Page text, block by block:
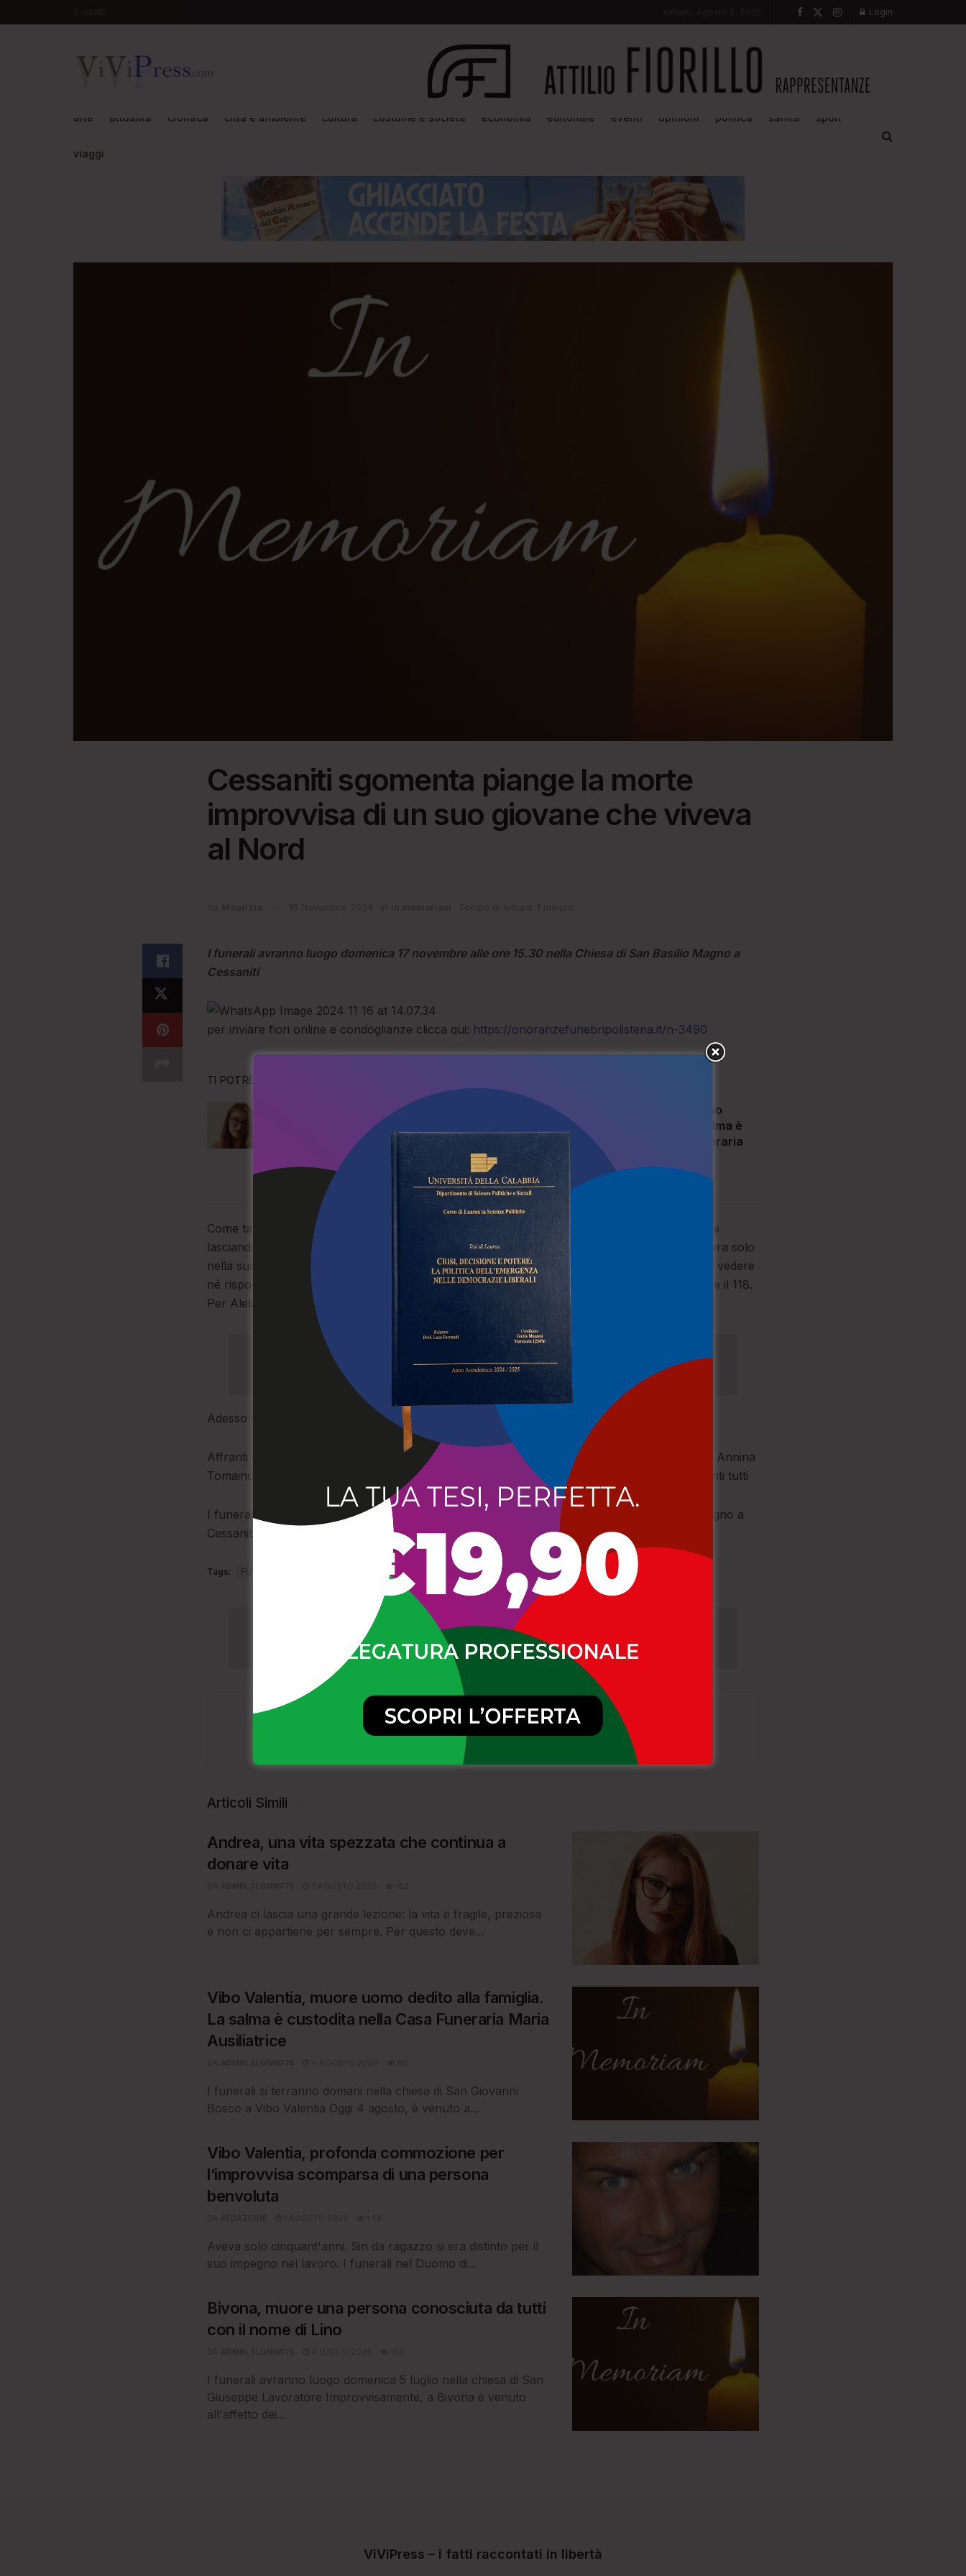
Login
arte attualità cronaca città e ambiente cultura costume e società economia editoriale eventi opinioni politica sanità sport
viaggi
Cessaniti sgomenta piange la morte
improvvisa di un suo giovane che viveva
al Nord
I funerali avranno luogo domenica 17 novembre alle ore 15.30 nella Chiesa di San Basilio Magno a
Cessaniti
per inviare fiori online e condoglianze clicca qui: https://onoranzefunebripolistena.it/n-3490
TI POTREBBE ANCHE PIACERE
Andrea, una vita spezzata che
continua a donare vita
7 AGOSTO 2026
Vibo Valentia, muore uomo
dedito alla famiglia. La salma è
custodita nella Casa Funeraria
Maria Ausiliatrice
4 AGOSTO 2026
Come tanti altri giovani della nostra terra, Alessio Campisi si era spostato al Nord per lavorare
lasciando la sua Cessaniti. Non aveva problemi di salute, ma è stato colto da malore mentre era solo
nella sua casa di Como, dove viveva e, malgrado i suoi amici, preoccupati che non si facesse vedere
né rispondeva al telefono, andando a casa abbiano tentato di fare qualcosa chiamando anche il 118.
Per Alessio campisi, di 39 anni, non c’è stato nulla da fare.
Adesso che la salma è tornata nel paese nati, si potrà porgere l’estremo saluto.
Affranti dal dolore, la sua fine prematura è stata annunciato dai figli Asia e Antonio, la madre Annina
Tomaino, le sorelle Samuela, Nicoletta con il marito Domenico Sconda gli zii, i cugini e i parenti tutti
I funerali avranno luogo domenica 17 novembre alle ore 15.30 nella Chiesa di San Basilio Magno a
Cessaniti.
Tags: FUNERALE
Maurizio
Articoli Simili
Andrea, una vita spezzata che continua a
donare vita
Andrea ci lascia una grande lezione: la vita è fragile, preziosa
e non ci appartiene per sempre. Per questo deve...
Vibo Valentia, muore uomo dedito alla famiglia.
La salma è custodita nella Casa Funeraria Maria
Ausiliatrice
I funerali si terranno domani nella chiesa di San Giovanni
Bosco a Vibo Valentia Oggi 4 agosto, è venuto a...
Vibo Valentia, profonda commozione per
l’improvvisa scomparsa di una persona
benvoluta
Aveva solo cinquant'anni. Sin da ragazzo si era distinto per il
suo impegno nel lavoro. I funerali nel Duomo di...
Bivona, muore una persona conosciuta da tutti
con il nome di Lino
I funerali avranno luogo domenica 5 luglio nella chiesa di San
Giuseppe Lavoratore Improvvisamente, a Bivona è venuto
all'affetto dei...
ViViPress – i fatti raccontati in libertà